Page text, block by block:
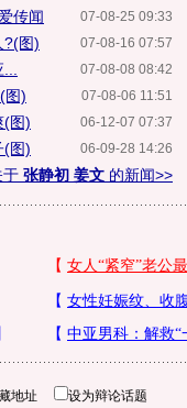
07-08-25 09:33
传闻
07-08-16 07:57
?(图)
07-08-08 08:42
07-08-06 11:51
图)
06-12-07 07:37
(图)
06-09-28 14:26
(图)
于 张静初 姜文 的新闻>>
地址 设为辩论话题